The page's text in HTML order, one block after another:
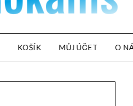
KOŠÍK MŮJ ÚČET O